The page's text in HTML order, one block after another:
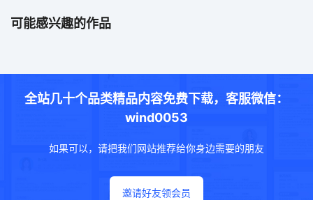
可能感兴趣的作品
全站几十个品类精品内容免费下载，客服微信：
wind0053
如果可以，请把我们网站推荐给你身边需要的朋友
邀请好友领会员